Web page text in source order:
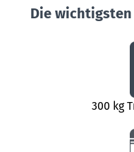
Die
300 kg